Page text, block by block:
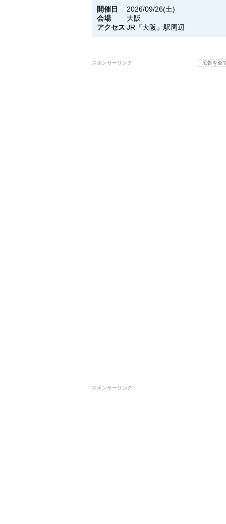
開催日
2026/09/26(土)
会場
大阪
アクセス JR『大阪』駅周辺
スポンサーリンク 広告を全
スポンサーリンク